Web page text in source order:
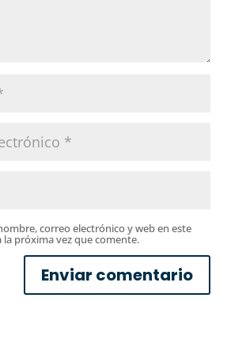
correo electrónico y web en este
la próxima vez que comente.